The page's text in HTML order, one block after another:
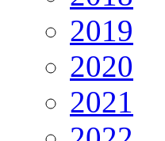
2019
2020
2021